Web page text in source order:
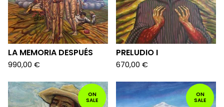
LA MEMORIA DESPUÉS
990,00 €
PRELUDIO I
670,00 €
ON
SALE
ON
SALE